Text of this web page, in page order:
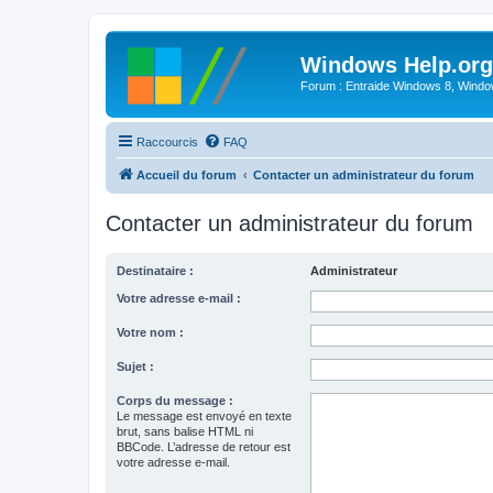
Windows Help.org
Forum : Entraide Windows 8,
Raccourcis FAQ
Accueil du forum Contacter un administrateur du forum
Contacter un administrateur du forum
Destinataire : Administrateur
Votre adresse e-mail :
Votre nom :
Sujet :
Corps du message :
Le message est envoyé en texte
brut, sans balise HTML ni
BBCode. L’adresse de retour est
votre adresse e-mail.